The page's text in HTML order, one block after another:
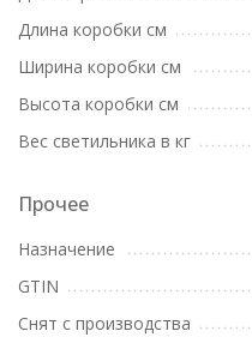
Длина коробки см
Ширина коробки см
Высота коробки см
Вес светильника в кг
Прочее
Назначение
GTIN
Снят с производства